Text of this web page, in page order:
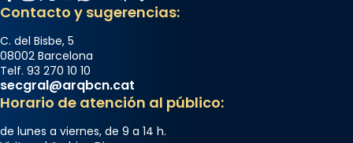
Contacto y sugerencias:
C. del Bisbe, 5
08002 Barcelona
Telf. 93 270 10 10
secgral@arqbcn.cat
Horario de atención al público:
de lunes a viernes, de 9 a 14 h.